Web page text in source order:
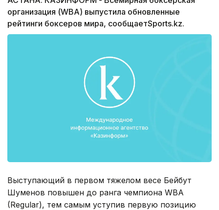
организация (WBA) выпустила обновленные
рейтинги боксеров мира, сообщаетSports.kz.
Выступающий в первом тяжелом весе Бейбут
Шуменов повышен до ранга чемпиона WBA
(Regular), тем самым уступив первую позицию